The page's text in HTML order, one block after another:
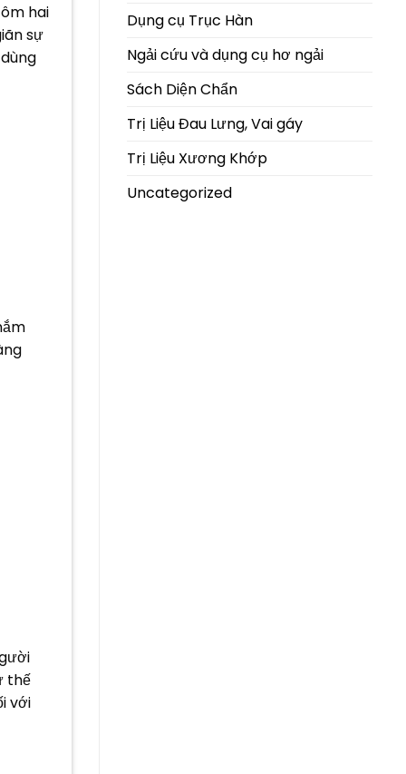
hai
sự
thế
với
Dụng cụ Trục Hàn
Ngải cứu và dụng cụ hơ ngải
Sách Diện Chẩn
Trị Liệu Đau Lưng, Vai gáy
Trị Liệu Xương Khớp
Uncategorized